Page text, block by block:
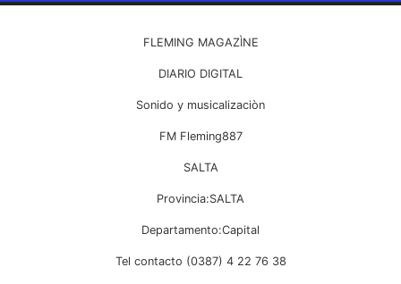
FLEMING MAGAZÌNE
DIARIO DIGITAL
Sonido y musicalizaciòn
FM Fleming887
SALTA
Provincia:SALTA
Departamento:Capital
Tel contacto (0387) 4 22 76 38